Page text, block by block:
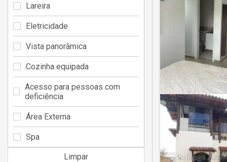
Lareira
Eletricidade
Vista panorâmica
Cozinha equipada
Acesso para pessoas com
deficiência
Área Externa
Spa
Limpar